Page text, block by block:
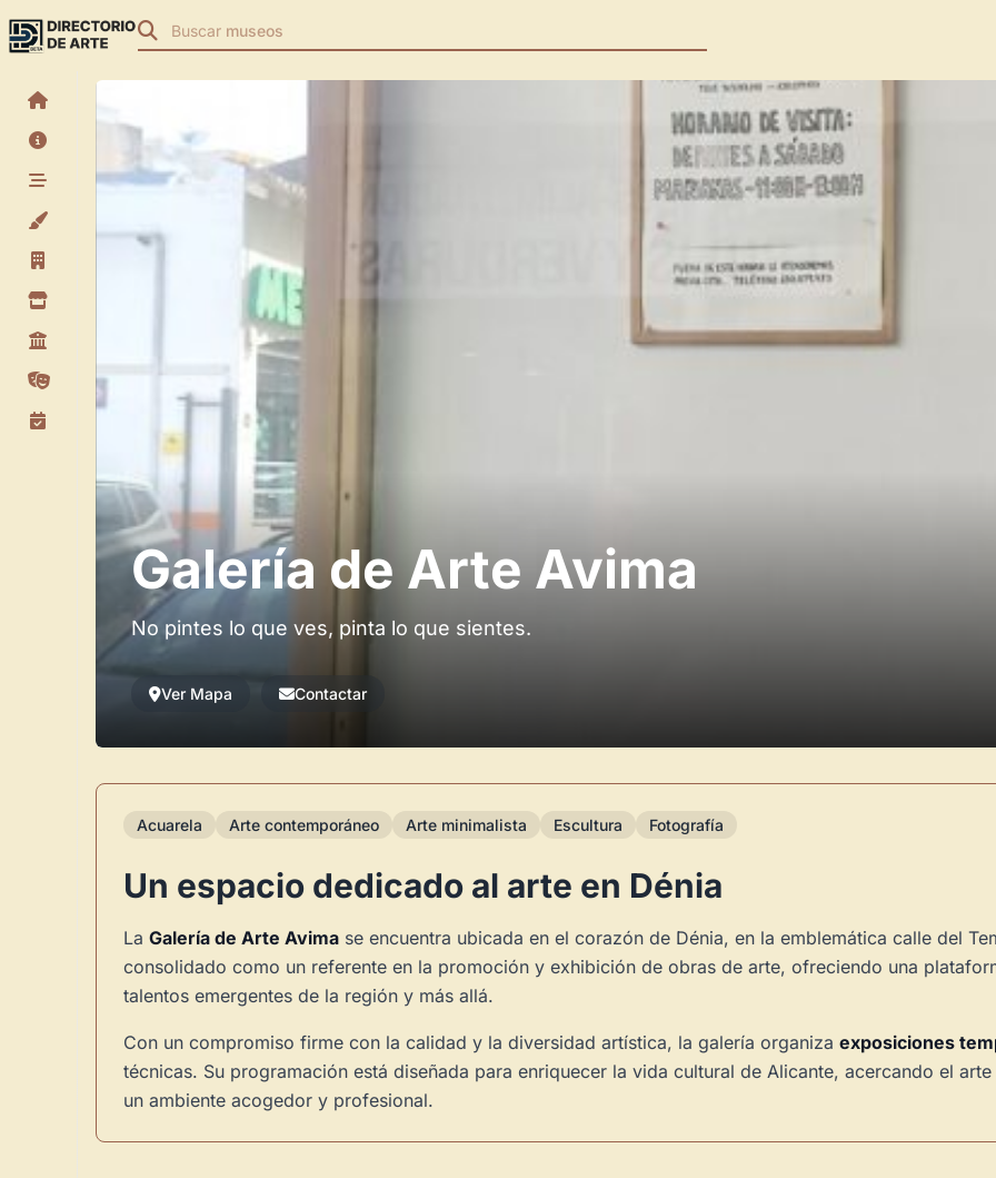
Buscar museos
Galería de Arte Avima
No pintes lo que ves, pinta lo que sientes.
Ver Mapa Contactar
Acuarela Arte contemporáneo Arte minimalista Escultura Fotografía
Un espacio dedicado al arte en Dénia
La Galería de Arte Avima se encuentra ubicada en el corazón de Dénia, en la emblemática calle del
consolidado como un referente en la promoción y exhibición de obras de arte, ofreciendo una
talentos emergentes de la región y más allá.
Con un compromiso firme con la calidad y la diversidad artística, la galería organiza exposiciones
técnicas. Su programación está diseñada para enriquecer la vida cultural de Alicante, acercando el
un ambiente acogedor y profesional.